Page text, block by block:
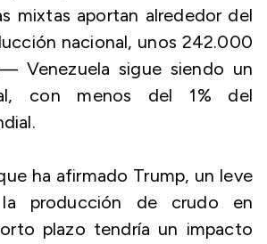
mixtas aportan alrededor del
nacional, unos 242.000
Venezuela sigue siendo un
con menos del 1% del
ha afirmado Trump, un leve
producción de crudo en
plazo tendría un impacto